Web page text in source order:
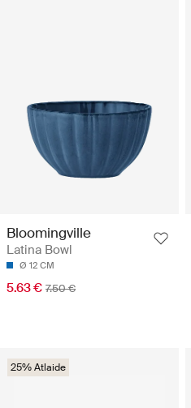
Bloomingville
Latina Bowl
Ø 12 CM
5.63 € 7.50 €
25% Atlaide